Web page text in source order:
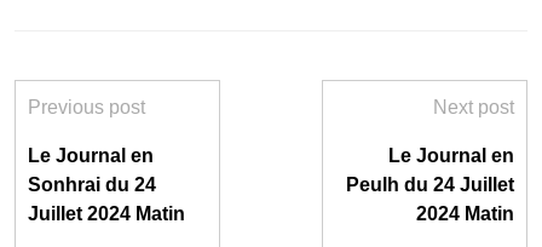
Previous post
Le Journal en
Sonhrai du 24
Juillet 2024 Matin
Next post
Le Journal en
Peulh du 24 Juillet
2024 Matin